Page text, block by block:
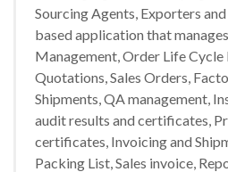
Sourcing Agents, Exporters
based application that
Management, Order Life Cycle
Quotations, Sales Orders,
Shipments, QA management,
audit results and certificates,
certificates, Invoicing and
Packing List, Sales invoice,